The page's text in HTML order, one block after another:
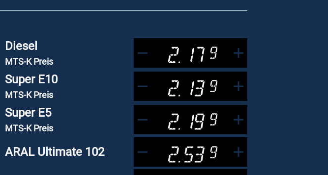
Diesel
MTS-K Preis 2.17
9
Super E10
MTS-K Preis 2.13
9
Super E5
MTS-K Preis 2.19 9
ARAL Ultimate 102 2.53 9